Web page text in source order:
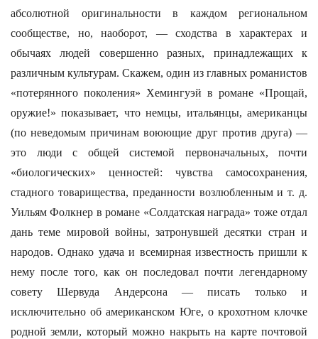
абсолютной оригинальности в каждом региональном
сообществе, но, наоборот, — сходства в характерах и
обычаях людей совершенно разных, принадлежащих к
различным культурам. Скажем, один из главных романистов
«потерянного поколения» Хемингуэй в романе «Прощай,
оружие!» показывает, что немцы, итальянцы, американцы
(по неведомым причинам воюющие друг против друга) —
это люди с общей системой первоначальных, почти
«биологических» ценностей: чувства самосохранения,
стадного товарищества, преданности возлюбленным и т. д.
Уильям Фолкнер в романе «Солдатская награда» тоже отдал
дань теме мировой войны, затронувшей десятки стран и
народов. Однако удача и всемирная известность пришли к
нему после того, как он последовал почти легендарному
совету Шервуда Андерсона — писать только и
исключительно об американском Юге, о крохотном клочке
родной земли, который можно накрыть на карте почтовой